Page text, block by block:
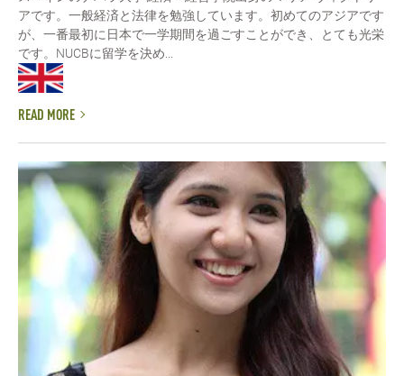
アです。一般経済と法律を勉強しています。初めてのアジアです
が、一番最初に日本で一学期間を過ごすことができ、とても光栄
です。NUCBに留学を決め...
READ MORE